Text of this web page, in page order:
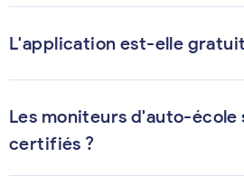
L'application est-elle
Les moniteurs d'auto-école
certifiés ?